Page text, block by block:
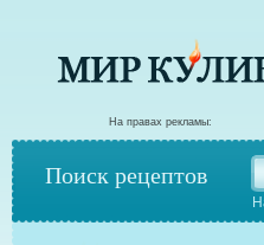
На правах рекламы:
Поиск рецептов